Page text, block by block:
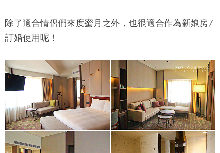
除了適合情侶們來度蜜月之外，也很適合作為新娘房/
訂婚使用呢！